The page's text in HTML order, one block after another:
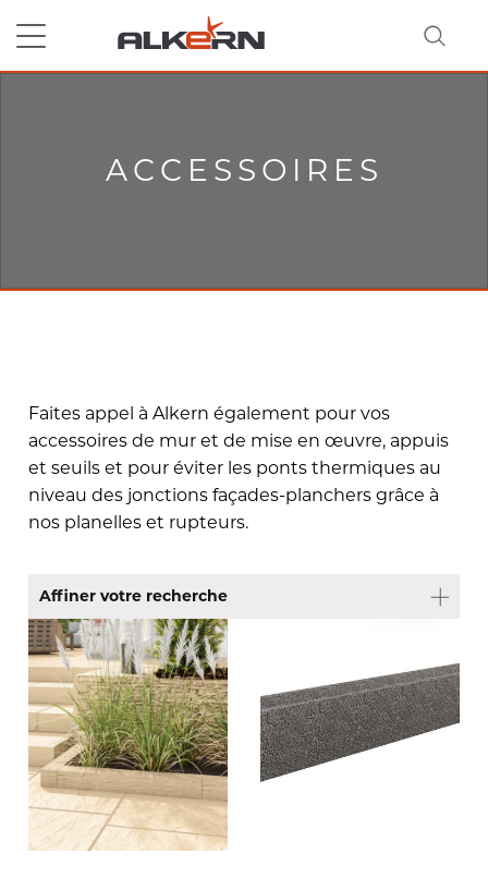
ACCESSOIRES
Faites appel à Alkern également pour vos
accessoires de mur et de mise en œuvre, appuis
et seuils et pour éviter les ponts thermiques au
niveau des jonctions façades-planchers grâce à
nos planelles et rupteurs.
Affiner votre recherche
Type de produit
Appuis et Seuils
(4)
Aménagement du jardin (1)
Accessoires jardins
Accessoires de mise en oeuvre